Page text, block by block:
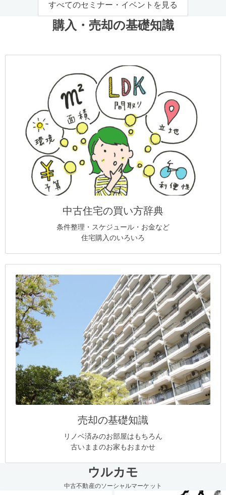
すべてのセミナー・イベントを見る
購入・売却の基礎知識
中古住宅の買い方辞典
条件整理・スケジュール・お金など
住宅購入のいろいろ
売却の基礎知識
リノベ済みのお部屋はもちろん
古いままのお家もおまかせ
ウルカモ
中古不動産のソーシャルマーケット